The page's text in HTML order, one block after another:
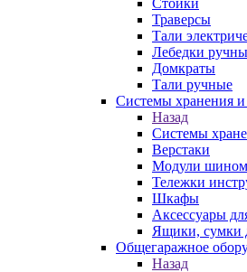
Стойки
Траверсы
Тали
Лебедки
Домкраты
Тали ручные
Системы хранения и
Назад
Системы
Верстаки
Модули
Тележки
Шкафы
Аксессуары
Ящики, сумки
Общегаражное
Назад